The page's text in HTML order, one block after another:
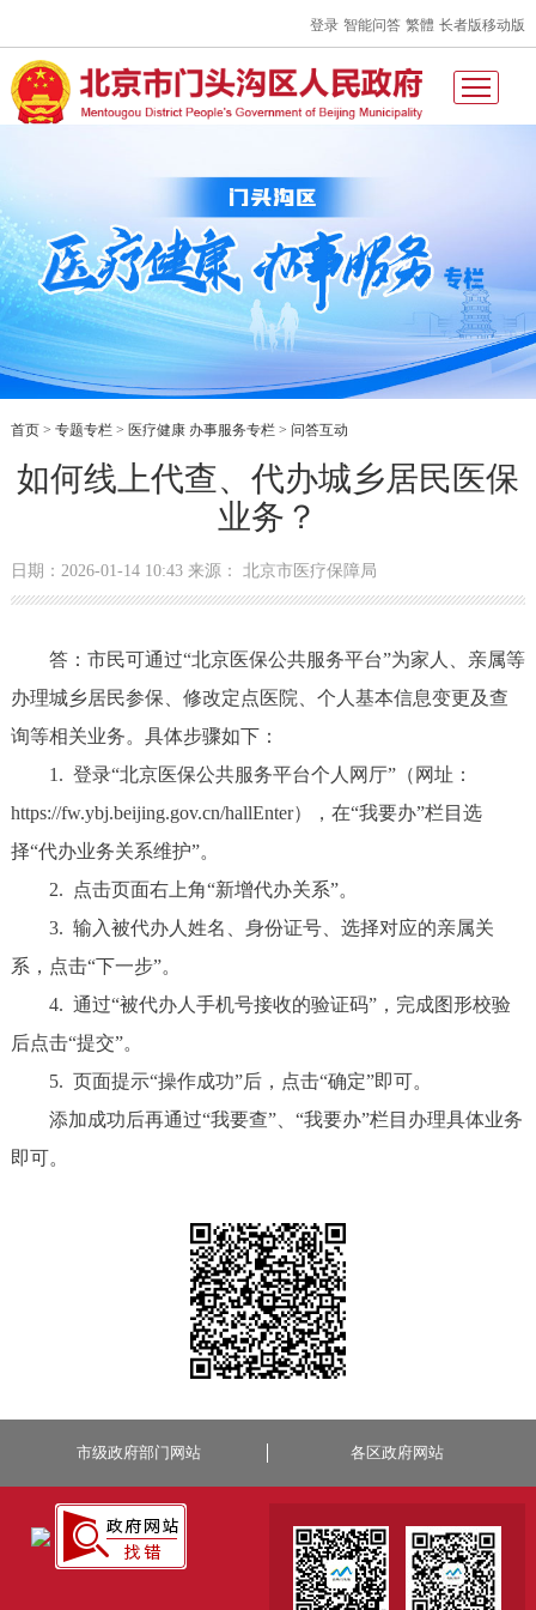
登录 智能问答 繁體 长者版移动版
首页> 专题专栏> 医疗健康 办事服务专栏> 问答互动
如何线上代查、代办城乡居民医保
业务？
日期：2026-01-14 10:43 来源： 北京市医疗保障局
答：市民可通过“北京医保公共服务平台”为家人、亲属等
办理城乡居民参保、修改定点医院、个人基本信息变更及查
询等相关业务。具体步骤如下：
1. 登录“北京医保公共服务平台个人网厅”（网址：
https://fw.ybj.beijing.gov.cn/hallEnter），在“我要办”栏目选
择“代办业务关系维护”。
2. 点击页面右上角“新增代办关系”。
3. 输入被代办人姓名、身份证号、选择对应的亲属关
系，点击“下一步”。
4. 通过“被代办人手机号接收的验证码”，完成图形校验
后点击“提交”。
5. 页面提示“操作成功”后，点击“确定”即可。
添加成功后再通过“我要查”、“我要办”栏目办理具体业务
即可。
市级政府部门网站 各区政府网站